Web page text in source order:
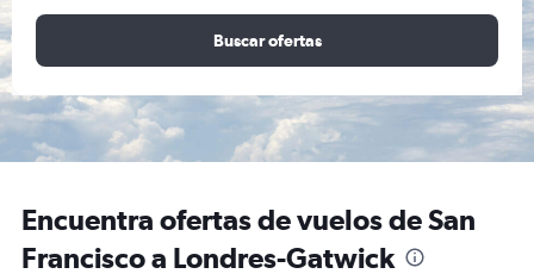
Buscar ofertas
Encuentra ofertas de vuelos de San
Francisco a Londres-Gatwick